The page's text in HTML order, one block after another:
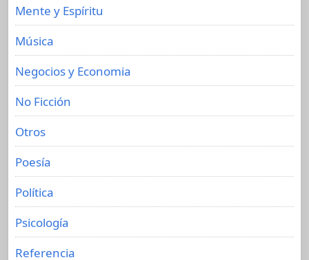
Mente y Espíritu
Música
Negocios y Economia
No Ficción
Otros
Poesía
Política
Psicología
Referencia